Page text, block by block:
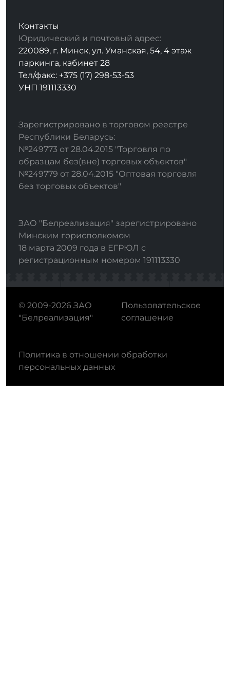
Контакты
Юридический и почтовый адрес:
220089, г. Минск, ул. Уманская, 54, 4 этаж
паркинга, кабинет 28
Тел/факс: +375 (17) 298-53-53
УНП 191113330
Зарегистрировано в торговом реестре
Республики Беларусь:
№249773 от 28.04.2015 "Торговля по
образцам без(вне) торговых объектов"
№249779 от 28.04.2015 "Оптовая торговля
без торговых объектов"
ЗАО "Белреализация" зарегистрировано
Минским горисполкомом
18 марта 2009 года в ЕГРЮЛ с
регистрационным номером 191113330
© 2009-2026 ЗАО
"Белреализация"
Пользовательское
соглашение
Политика в отношении обработки
персональных данных